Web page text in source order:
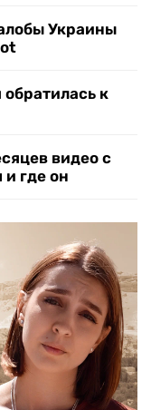
Украины
к
видео с
где он